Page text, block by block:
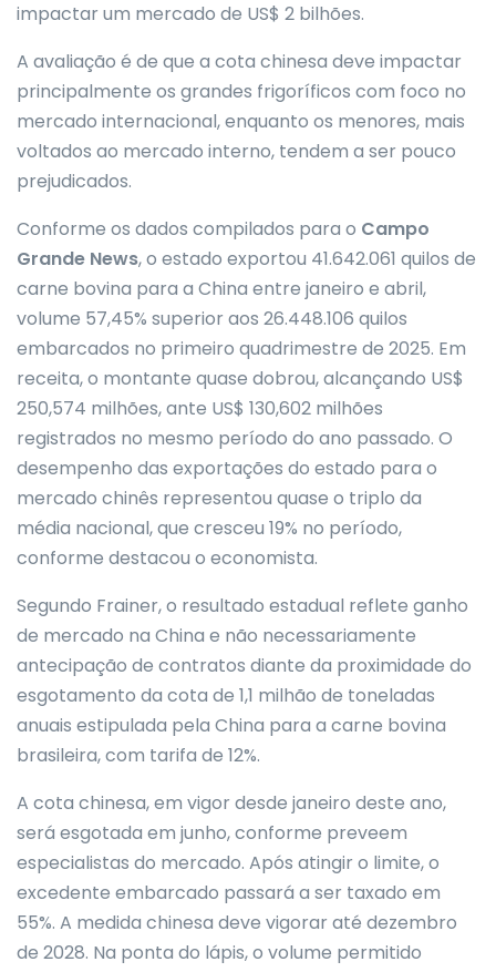
impactar um mercado de US$ 2 bilhões.
A avaliação é de que a cota chinesa deve impactar
principalmente os grandes frigoríficos com foco no
mercado internacional, enquanto os menores, mais
voltados ao mercado interno, tendem a ser pouco
prejudicados.
Conforme os dados compilados para o Campo
Grande News, o estado exportou 41.642.061 quilos de
carne bovina para a China entre janeiro e abril,
volume 57,45% superior aos 26.448.106 quilos
embarcados no primeiro quadrimestre de 2025. Em
receita, o montante quase dobrou, alcançando US$
250,574 milhões, ante US$ 130,602 milhões
registrados no mesmo período do ano passado. O
desempenho das exportações do estado para o
mercado chinês representou quase o triplo da
média nacional, que cresceu 19% no período,
conforme destacou o economista.
Segundo Frainer, o resultado estadual reflete ganho
de mercado na China e não necessariamente
antecipação de contratos diante da proximidade do
esgotamento da cota de 1,1 milhão de toneladas
anuais estipulada pela China para a carne bovina
brasileira, com tarifa de 12%.
A cota chinesa, em vigor desde janeiro deste ano,
será esgotada em junho, conforme preveem
especialistas do mercado. Após atingir o limite, o
excedente embarcado passará a ser taxado em
55%. A medida chinesa deve vigorar até dezembro
de 2028. Na ponta do lápis, o volume permitido